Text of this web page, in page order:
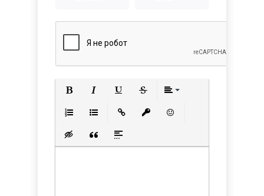
Вставка скрытого текста
Вставка цитаты
Вставка спойлера